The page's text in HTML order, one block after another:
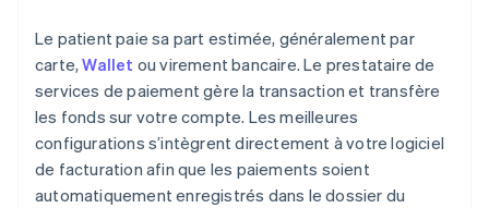
Le patient paie sa part estimée, généralement par
carte,Wallet ou virement bancaire. Le prestataire de
services de paiement gère la transaction et transfère
les fonds sur votre compte. Les meilleures
configurations s’intègrent directement à votre logiciel
de facturation afin que les paiements soient
automatiquement enregistrés dans le dossier du